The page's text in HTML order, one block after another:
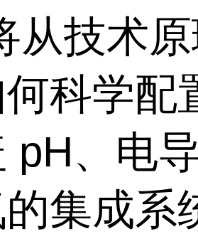
从技术
科学配
pH、电
集成系